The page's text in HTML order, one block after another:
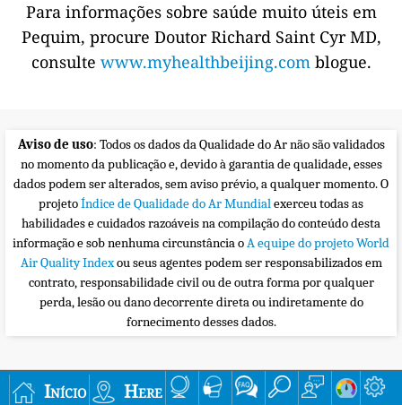
Para informações sobre saúde muito úteis em
Pequim, procure Doutor Richard Saint Cyr MD,
consulte www.myhealthbeijing.com blogue.
Aviso de uso: Todos os dados da Qualidade do Ar não são validados
no momento da publicação e, devido à garantia de qualidade, esses
dados podem ser alterados, sem aviso prévio, a qualquer momento. O
projetoÍndice de Qualidade do Ar Mundialexerceu todas as
habilidades e cuidados razoáveis na compilação do conteúdo desta
informação e sob nenhuma circunstância oA equipe do projeto World
Air Quality Indexou seus agentes podem ser responsabilizados em
contrato, responsabilidade civil ou de outra forma por qualquer
perda, lesão ou dano decorrente direta ou indiretamente do
fornecimento desses dados.
Início Here